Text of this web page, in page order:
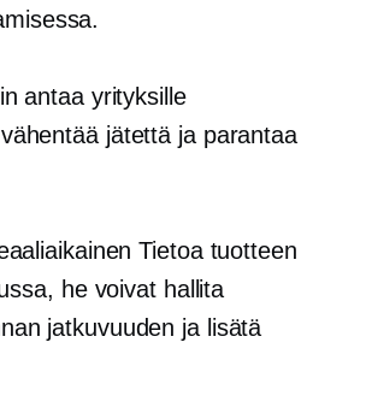
antaa yrityksille
jätettä ja parantaa
Tietoa tuotteen
he voivat hallita
jatkuvuuden ja lisätä